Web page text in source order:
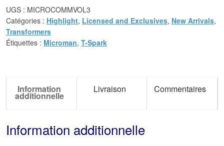
UGS : MICROCOMMVOL3
Catégories : Highlight, Licensed and Exclusives, New Arrivals,
Transformers
Étiquettes : Microman, T-Spark
Information
additionnelle
Livraison Commentaires
Information additionnelle